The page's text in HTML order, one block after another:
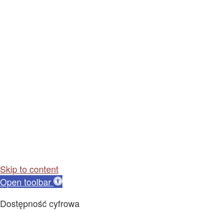
Skip to content
Open toolbar
Dostępność cyfrowa